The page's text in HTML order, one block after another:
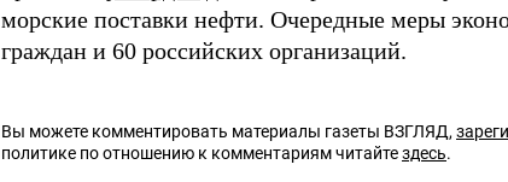
морские поставки нефти. Очередные меры
граждан и 60 российских организаций.
Вы можете комментировать материалы газеты ВЗГЛЯД,
политике по отношению к комментариям читайтездесь.